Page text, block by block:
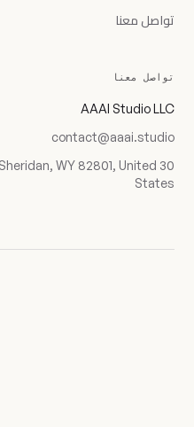
تواصل معنا
تواصل معنا
AAAI Studio LLC
contact@aaai.studio
Sheridan, WY 82801, United
States